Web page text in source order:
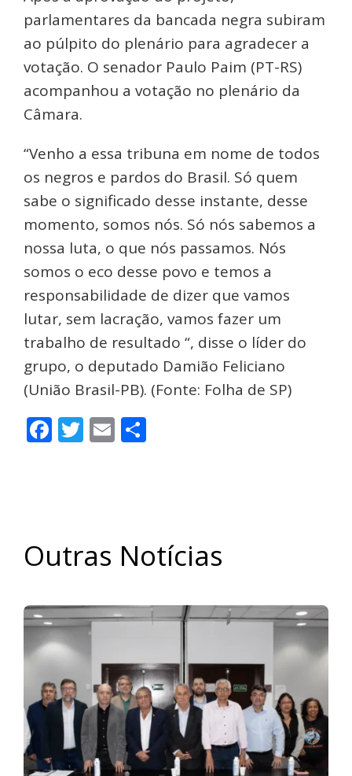
parlamentares da bancada negra subiram
ao púlpito do plenário para agradecer a
votação. O senador Paulo Paim (PT-RS)
acompanhou a votação no plenário da
Câmara.
“Venho a essa tribuna em nome de todos
os negros e pardos do Brasil. Só quem
sabe o significado desse instante, desse
momento, somos nós. Só nós sabemos a
nossa luta, o que nós passamos. Nós
somos o eco desse povo e temos a
responsabilidade de dizer que vamos
lutar, sem lacração, vamos fazer um
trabalho de resultado “, disse o líder do
grupo, o deputado Damião Feliciano
(União Brasil-PB). (Fonte: Folha de SP)
Facebook
Twitter
Email
Outras Notícias